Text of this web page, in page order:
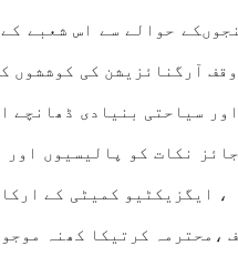
حوالے سے اس شعبے
آرگنائزیشن کی
سیاحتی بنیادی
نکات کو پالیسیوں
ایگزیکٹیو کمیٹی کے
کرتیکا کھنہ